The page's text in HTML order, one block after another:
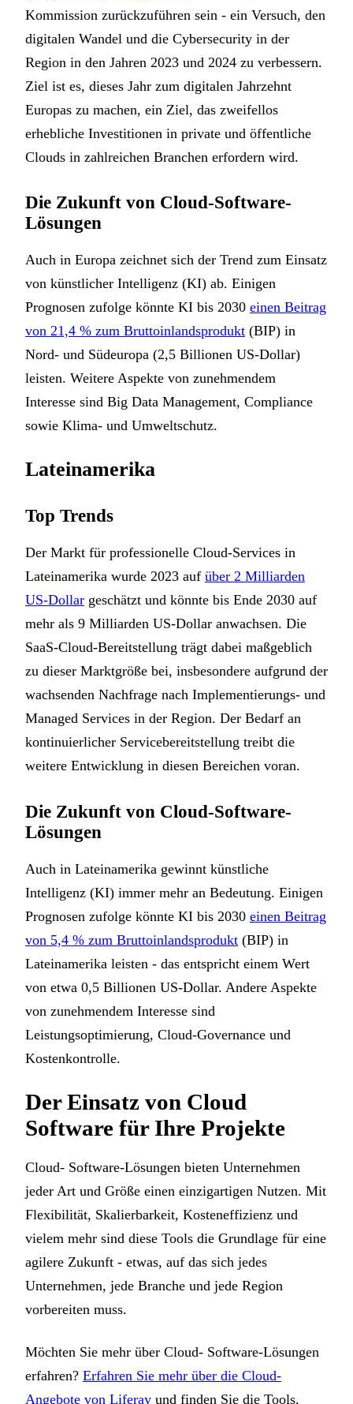
Kommission zurückzuführen sein - ein Versuch, den
digitalen Wandel und die Cybersecurity in der
Region in den Jahren 2023 und 2024 zu verbessern.
Ziel ist es, dieses Jahr zum digitalen Jahrzehnt
Europas zu machen, ein Ziel, das zweifellos
erhebliche Investitionen in private und öffentliche
Clouds in zahlreichen Branchen erfordern wird.
Die Zukunft von Cloud-Software-
Lösungen
Auch in Europa zeichnet sich der Trend zum Einsatz
von künstlicher Intelligenz (KI) ab. Einigen
Prognosen zufolge könnte KI bis 2030 einen Beitrag
von 21,4 % zum Bruttoinlandsprodukt (BIP) in
Nord- und Südeuropa (2,5 Billionen US-Dollar)
leisten. Weitere Aspekte von zunehmendem
Interesse sind Big Data Management, Compliance
sowie Klima- und Umweltschutz.
Lateinamerika
Top Trends
Der Markt für professionelle Cloud-Services in
Lateinamerika wurde 2023 auf über 2 Milliarden
US-Dollar geschätzt und könnte bis Ende 2030 auf
mehr als 9 Milliarden US-Dollar anwachsen. Die
SaaS-Cloud-Bereitstellung trägt dabei maßgeblich
zu dieser Marktgröße bei, insbesondere aufgrund der
wachsenden Nachfrage nach Implementierungs- und
Managed Services in der Region. Der Bedarf an
kontinuierlicher Servicebereitstellung treibt die
weitere Entwicklung in diesen Bereichen voran.
Die Zukunft von Cloud-Software-
Lösungen
Auch in Lateinamerika gewinnt künstliche
Intelligenz (KI) immer mehr an Bedeutung. Einigen
Prognosen zufolge könnte KI bis 2030 einen Beitrag
von 5,4 % zum Bruttoinlandsprodukt (BIP) in
Lateinamerika leisten - das entspricht einem Wert
von etwa 0,5 Billionen US-Dollar. Andere Aspekte
von zunehmendem Interesse sind
Leistungsoptimierung, Cloud-Governance und
Kostenkontrolle.
Der Einsatz von Cloud
Software für Ihre Projekte
Cloud- Software-Lösungen bieten Unternehmen
jeder Art und Größe einen einzigartigen Nutzen. Mit
Flexibilität, Skalierbarkeit, Kosteneffizienz und
vielem mehr sind diese Tools die Grundlage für eine
agilere Zukunft - etwas, auf das sich jedes
Unternehmen, jede Branche und jede Region
vorbereiten muss.
Möchten Sie mehr über Cloud- Software-Lösungen
erfahren? Erfahren Sie mehr über die Cloud-
Angebote von Liferay und finden Sie die Tools,